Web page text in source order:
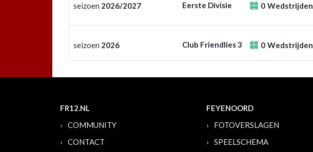
seizoen 2026/2027 Eerste Divisie 0 Wedstrijden
seizoen 2026 Club Friendlies 3 0 Wedstrijden
FR12.NL
COMMUNITY
CONTACT
FEYENOORD
FOTOVERSLAGEN
SPEELSCHEMA